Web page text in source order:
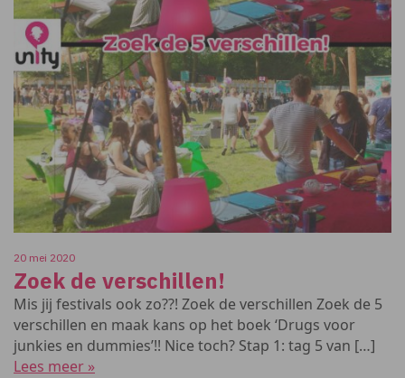
20 mei 2020
Zoek de verschillen!
Mis jij festivals ook zo??! Zoek de verschillen Zoek de 5
verschillen en maak kans op het boek ‘Drugs voor
junkies en dummies’!! Nice toch? Stap 1: tag 5 van […]
Lees meer »